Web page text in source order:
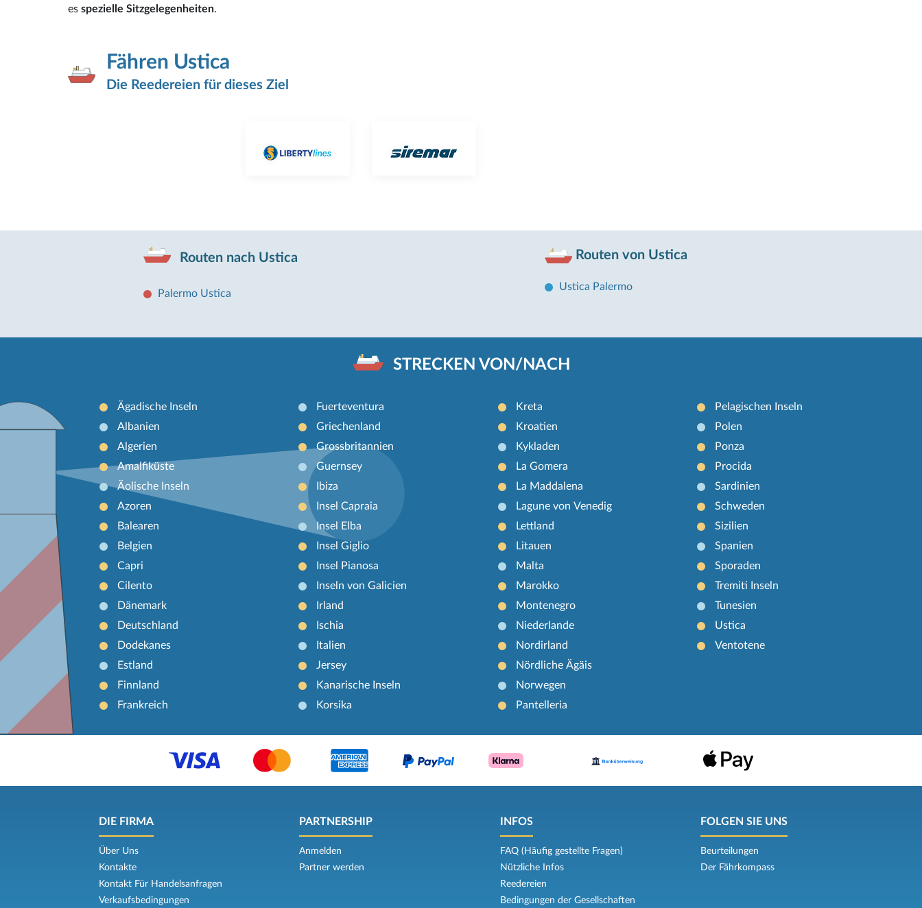
es spezielle Sitzgelegenheiten.
Fähren Ustica
Die Reedereien für dieses Ziel
Routen nach Ustica
Palermo Ustica
Routen von Ustica
Ustica Palermo
STRECKEN VON/NACH
Ägadische Inseln
Albanien
Algerien
Amalfiküste
Äolische Inseln
Azoren
Balearen
Belgien
Capri
Cilento
Dänemark
Deutschland
Dodekanes
Estland
Finnland
Frankreich
Fuerteventura
Griechenland
Grossbritannien
Guernsey
Ibiza
Insel Capraia
Insel Elba
Insel Giglio
Insel Pianosa
Inseln von Galicien
Irland
Ischia
Italien
Jersey
Kanarische Inseln
Korsika
Kreta
Kroatien
Kykladen
La Gomera
La Maddalena
Lagune von Venedig
Lettland
Litauen
Malta
Marokko
Montenegro
Niederlande
Nordirland
Nördliche Ägäis
Norwegen
Pantelleria
Pelagischen Inseln
Polen
Ponza
Procida
Sardinien
Schweden
Sizilien
Spanien
Sporaden
Tremiti Inseln
Tunesien
Ustica
Ventotene
DIE FIRMA
Über Uns
Kontakte
Kontakt Für Handelsanfragen
Verkaufsbedingungen
PARTNERSHIP
Anmelden
Partner werden
INFOS
FAQ (Häufig gestellte Fragen)
Nützliche Infos
Reedereien
Bedingungen der Gesellschaften
FOLGEN SIE UNS
Beurteilungen
Der Fährkompass